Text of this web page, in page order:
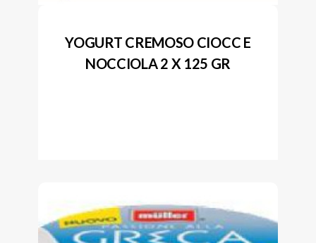
YOGURT CREMOSO CIOCC E
NOCCIOLA 2 X 125 GR